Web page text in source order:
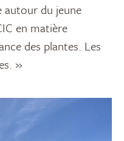
autour du jeune
en matière
des plantes. Les
»